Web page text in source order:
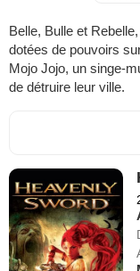
Belle, Bulle et
dotées de pouvoirs
Mojo Jojo, un singe-
de détruire leur ville.